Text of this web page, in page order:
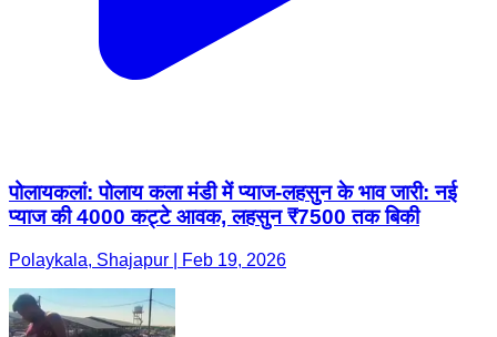
पोलायकलां: पोलाय कला मंडी में प्याज-लहसुन के भाव जारी: नई
प्याज की 4000 कट्टे आवक, लहसुन ₹7500 तक बिकी
Polaykala, Shajapur | Feb 19, 2026